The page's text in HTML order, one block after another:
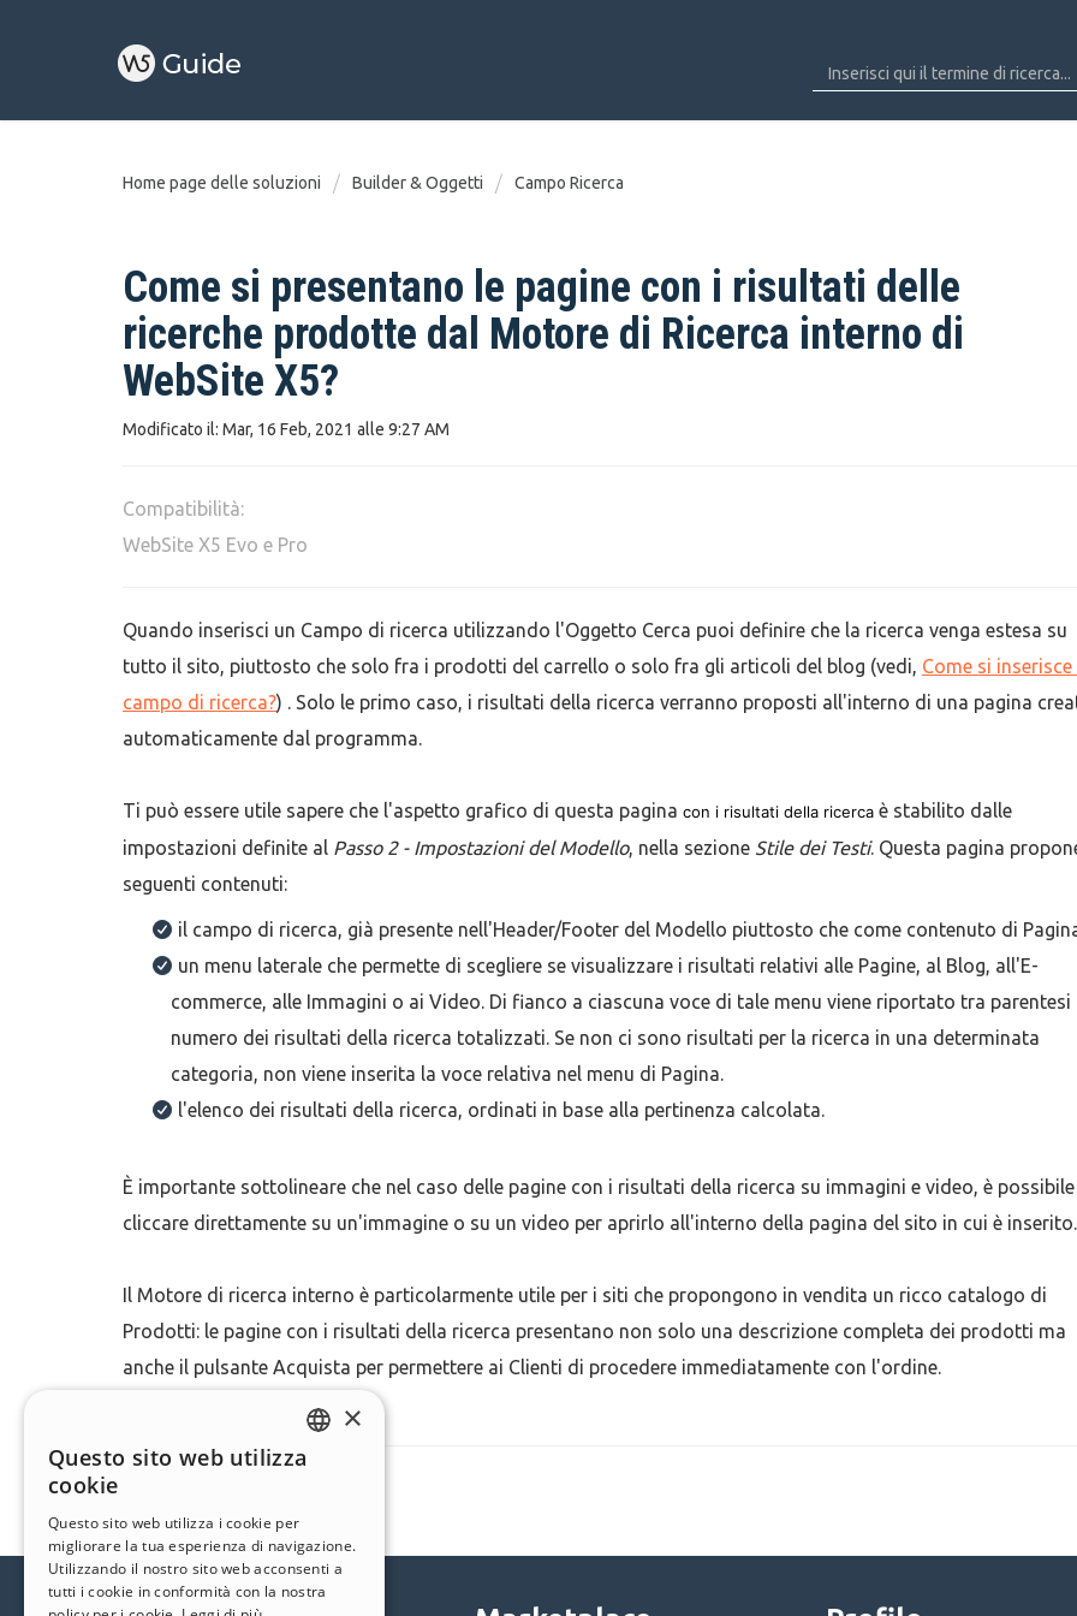
Home page delle soluzioni Builder & Oggetti Campo Ricerca
Come si presentano le pagine con i risultati delle
ricerche prodotte dal Motore di Ricerca interno di
WebSite X5?
Modificato il: Mar, 16 Feb, 2021 alle 9:27 AM
Compatibilità:
WebSite X5 Evo e Pro
Quando inserisci un Campo di ricerca utilizzando l'Oggetto Cerca puoi definire che la ricerca venga estesa su
tutto il sito, piuttosto che solo fra i prodotti del carrello o solo fra gli articoli del blog (vedi, Come si inserisce
campo di ricerca?) . Solo le primo caso, i risultati della ricerca verranno proposti all'interno di una pagina
automaticamente dal programma.
Ti può essere utile sapere che l'aspetto grafico di questa pagina con i risultati della ricerca è stabilito dalle
impostazioni definite al Passo 2 - Impostazioni del Modello, nella sezione Stile dei Testi. Questa pagina
seguenti contenuti:
il campo di ricerca, già presente nell'Header/Footer del Modello piuttosto che come contenuto di
un menu laterale che permette di scegliere se visualizzare i risultati relativi alle Pagine, al Blog, all'E-
commerce, alle Immagini o ai Video. Di fianco a ciascuna voce di tale menu viene riportato tra parentesi
numero dei risultati della ricerca totalizzati. Se non ci sono risultati per la ricerca in una determinata
categoria, non viene inserita la voce relativa nel menu di Pagina.
l'elenco dei risultati della ricerca, ordinati in base alla pertinenza calcolata.
È importante sottolineare che nel caso delle pagine con i risultati della ricerca su immagini e video, è possibile
cliccare direttamente su un'immagine o su un video per aprirlo all'interno della pagina del sito in cui è inserito.
Il Motore di ricerca interno è particolarmente utile per i siti che propongono in vendita un ricco catalogo di
Prodotti: le pagine con i risultati della ricerca presentano non solo una descrizione completa dei prodotti ma
anche il pulsante Acquista per permettere ai Clienti di procedere immediatamente con l'ordine.
ENGLISH
GERMAN
SPANISH
×
Questo sito web utilizza
cookie
Questo sito web utilizza i cookie per
migliorare la tua esperienza di navigazione.
Utilizzando il nostro sito web acconsenti a
tutti i cookie in conformità con la nostra